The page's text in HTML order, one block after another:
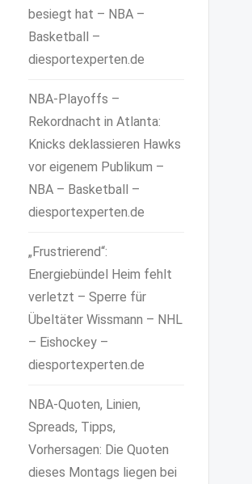
besiegt hat – NBA –
Basketball –
diesportexperten.de
NBA-Playoffs –
Rekordnacht in Atlanta:
Knicks deklassieren Hawks
vor eigenem Publikum –
NBA – Basketball –
diesportexperten.de
„Frustrierend“:
Energiebündel Heim fehlt
verletzt – Sperre für
Übeltäter Wissmann – NHL
– Eishockey –
diesportexperten.de
NBA-Quoten, Linien,
Spreads, Tipps,
Vorhersagen: Die Quoten
dieses Montags liegen bei